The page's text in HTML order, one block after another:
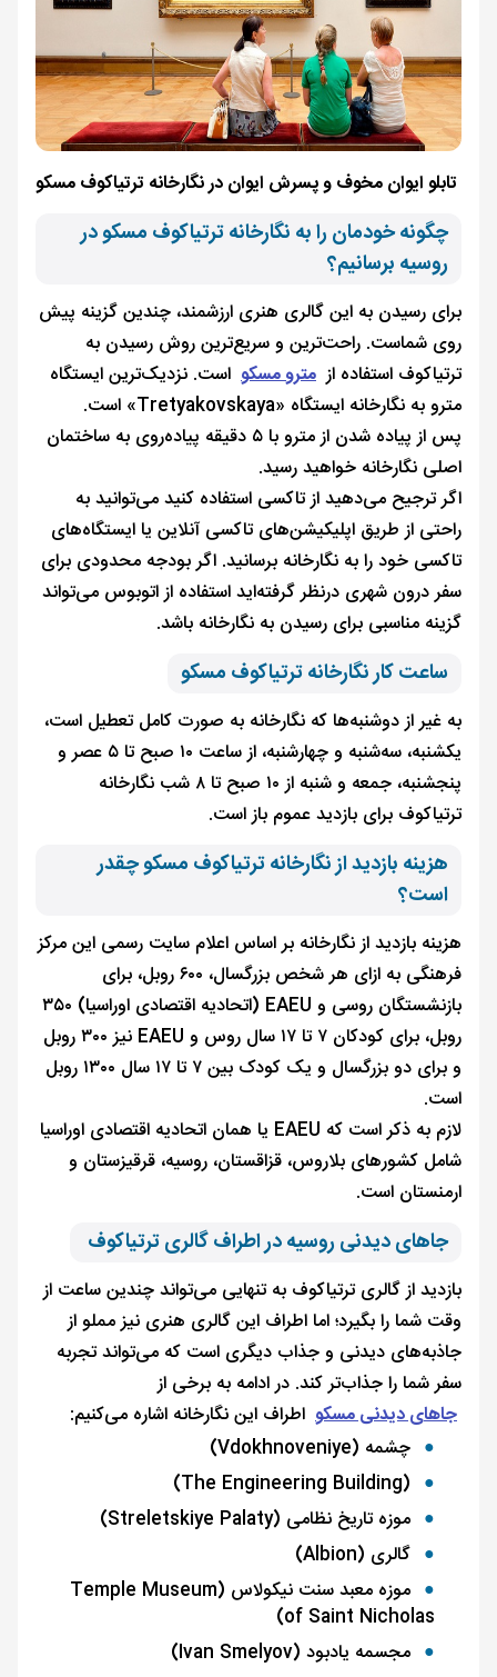
تابلو ایوان مخوف و پسرش ایوان در نگارخانه ترتیاکوف مسکو
چگونه خودمان را به نگارخانه ترتیاکوف مسکو در
روسیه برسانیم؟
برای رسیدن به این گالری هنری ارزشمند، چندین گزینه پیش
روی شماست. راحت‌ترین و سریع‌ترین روش رسیدن به
ترتیاکوف استفاده از مترو مسکو است. نزدیک‌ترین ایستگاه
مترو به نگارخانه ایستگاه «Tretyakovskaya» است.
پس از پیاده شدن از مترو با ۵ دقیقه پیاده‌روی به ساختمان
اصلی نگارخانه خواهید رسید.
اگر ترجیح می‌دهید از تاکسی استفاده کنید می‌توانید به
راحتی از طریق اپلیکیشن‌های تاکسی آنلاین یا ایستگاه‌های
تاکسی خود را به نگارخانه برسانید. اگر بودجه محدودی برای
سفر درون شهری درنظر گرفته‌اید استفاده از اتوبوس می‌تواند
گزینه مناسبی برای رسیدن به نگارخانه باشد.
ساعت کار نگارخانه ترتیاکوف مسکو
به غیر از دوشنبه‌ها که نگارخانه به صورت کامل تعطیل است،
یکشنبه، سه‌شنبه و چهارشنبه، از ساعت ۱۰ صبح تا ۵ عصر و
پنجشنبه، جمعه و شنبه از ۱۰ صبح تا ۸ شب نگارخانه
ترتیاکوف برای بازدید عموم باز است.
هزینه بازدید از نگارخانه ترتیاکوف مسکو چقدر
است؟
هزینه بازدید از نگارخانه بر اساس اعلام سایت رسمی این مرکز
فرهنگی به ازای هر شخص بزرگسال، ۶۰۰ روبل، برای
بازنشستگان روسی و EAEU (اتحادیه اقتصادی اوراسیا) ۳۵۰
روبل، برای کودکان ۷ تا ۱۷ سال روس و EAEU نیز ۳۰۰ روبل
و برای دو بزرگسال و یک کودک بین ۷ تا ۱۷ سال ۱۳۰۰ روبل
است.
لازم به ذکر است که EAEU یا همان اتحادیه اقتصادی اوراسیا
شامل کشورهای بلاروس، قزاقستان، روسیه، قرقیزستان و
ارمنستان است.
جاهای دیدنی روسیه در اطراف گالری ترتیاکوف
بازدید از گالری ترتیاکوف به تنهایی می‌تواند چندین ساعت از
وقت شما را بگیرد؛ اما اطراف این گالری هنری نیز مملو از
جاذبه‌های دیدنی و جذاب دیگری است که می‌تواند تجربه
سفر شما را جذاب‌تر کند. در ادامه به برخی از
جاهای دیدنی مسکو اطراف این نگارخانه اشاره می‌کنیم:
چشمه (Vdokhnoveniye)
(The Engineering Building)
موزه تاریخ نظامی (Streletskiye Palaty)
گالری (Albion)
موزه معبد سنت نیکولاس (Temple Museum
of Saint Nicholas)
مجسمه یادبود (Ivan Smelyov)